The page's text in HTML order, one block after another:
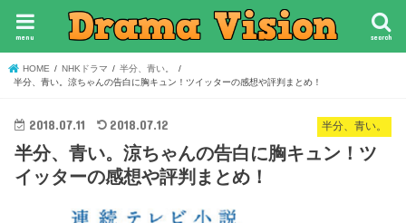
search
menu
HOME NHKドラマ
半分、青い。
半分、青い。涼ちゃんの告白に胸キュン！ツイッターの感想や評判まとめ！
半分、青い。
2018.07.11 2018.07.12
半分、青い。涼ちゃんの告白に胸キュン！ツ
イッターの感想や評判まとめ！